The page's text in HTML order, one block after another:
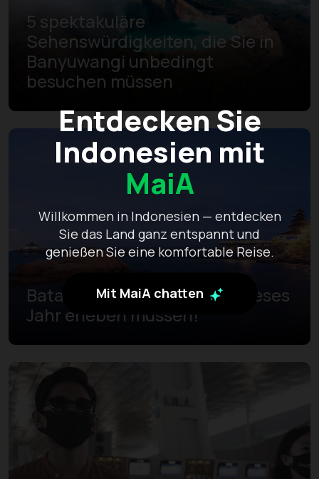
Entdecken Sie
Indonesien mit
MaiA
Willkommen in Indonesien — entdecken
Sie das Land ganz entspannt und
genießen Sie eine komfortable Reise.
Mit MaiA chatten
5 spektakuläre
Sehenswürdigkeiten, die Sie in
Banyuwangi unbedingt
besuchen müssen
Batam Bucket List, die Sie dieses
Jahr erleben müssen!